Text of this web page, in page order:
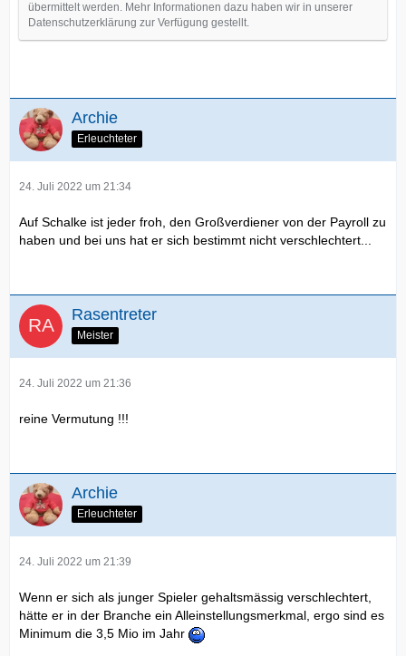
übermittelt werden. Mehr Informationen dazu haben wir in unserer
Datenschutzerklärung zur Verfügung gestellt.
Archie
Erleuchteter
24. Juli 2022 um 21:34
Auf Schalke ist jeder froh, den Großverdiener von der Payroll zu
haben und bei uns hat er sich bestimmt nicht verschlechtert...
Rasentreter
Meister
24. Juli 2022 um 21:36
reine Vermutung !!!
Archie
Erleuchteter
24. Juli 2022 um 21:39
Wenn er sich als junger Spieler gehaltsmässig verschlechtert,
hätte er in der Branche ein Alleinstellungsmerkmal, ergo sind es
Minimum die 3,5 Mio im Jahr